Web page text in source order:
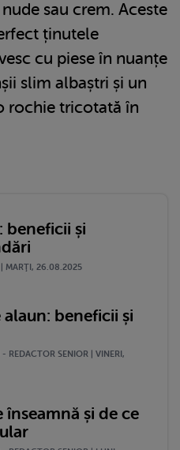
sau crem. Aceste
ținutele
cu piese în nuanțe
slim albaștri și un
rochie tricotată în
beneficii și
| MARŢI, 26.08.2025
alaun: beneficii și
REDACTOR SENIOR | VINERI,
înseamnă și de ce